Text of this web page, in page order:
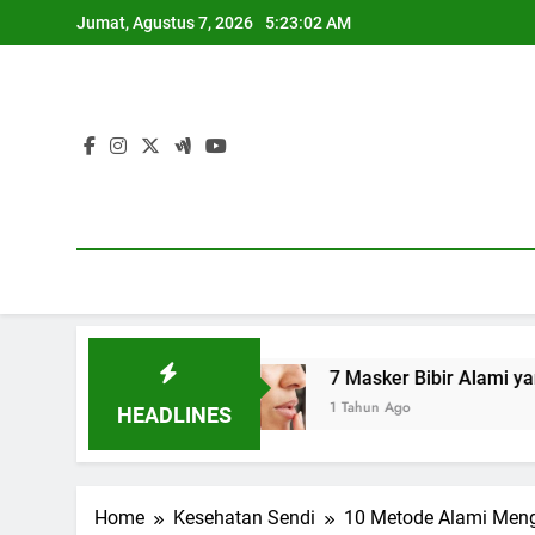
to
Jumat, Agustus 7, 2026 5:23:03 AM
HEADLINES
7 Masker Bibir Alami yang Bisa Kamu
1 Tahun Ago
Home Kesehatan Sendi 10 Metode Alami